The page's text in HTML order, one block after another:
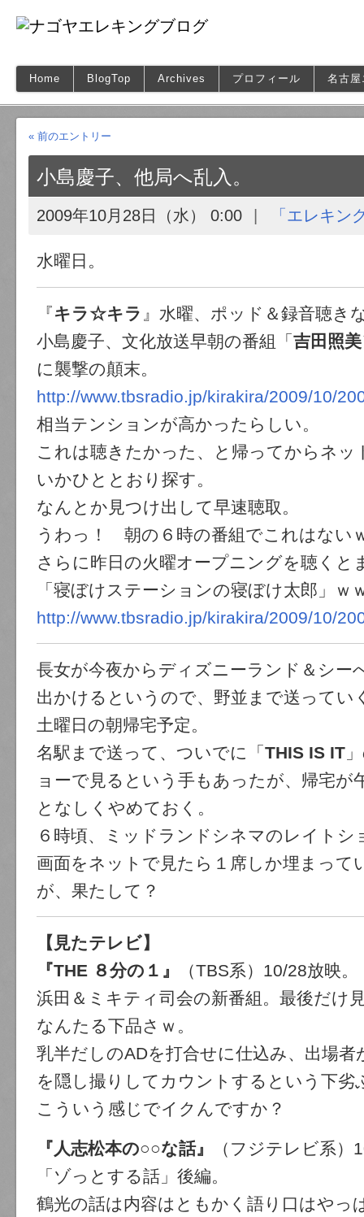
Home BlogTop Archives プロフィール 名古
« 前のエントリー
小島慶子、他局へ乱入。
2009年10月28日（水） 0:00 「エレキン
水曜日。
『キラ☆キラ 』水曜、ポッド＆録音聴き
小島慶子、文化放送早朝の番組「 吉田照
に襲撃の顛末。
http://www.tbsradio.jp/kirakira/2009/10/
相当テンションが高かったらしい。
これは聴きたかった、と帰ってからネッ
いかひととおり探す。
なんとか見つけ出して早速聴取。
うわっ！ 朝の６時の番組でこれはない
さらに昨日の火曜オープニングを聴くと
「寝ぼけステーションの寝ぼけ太郎」ｗ
http://www.tbsradio.jp/kirakira/2009/10/
長女が今夜からディズニーランド＆シー
出かけるというので、野並まで送ってい
土曜日の朝帰宅予定。
名駅まで送って、ついでに「 THIS IS IT
ョーで見るという手もあったが、帰宅が
となしくやめておく。
６時頃、ミッドランドシネマのレイトシ
画面をネットで見たら１席しか埋まって
が、果たして？
【見たテレビ】
『THE ８分の１』
（TBS系）10/28放映。
浜田＆ミキティ司会の新番組。最後だけ
なんたる下品さｗ。
乳半だしのADを打合せに仕込み、出場
を隠し撮りしてカウントするという下劣
こういう感じでイクんですか？
『人志松本の○○な話』
（フジテレビ系）
「ゾっとする話」後編。
鶴光の話は内容はともかく語り口はやっ